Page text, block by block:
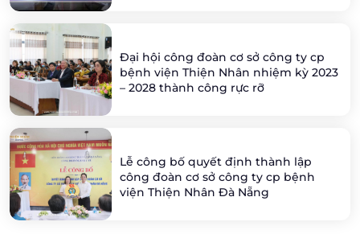
Đại hội công đoàn cơ sở công ty cp
bệnh viện Thiện Nhân nhiệm kỳ 2023
– 2028 thành công rực rỡ
Lễ công bố quyết định thành lập
công đoàn cơ sở công ty cp bệnh
viện Thiện Nhân Đà Nẵng